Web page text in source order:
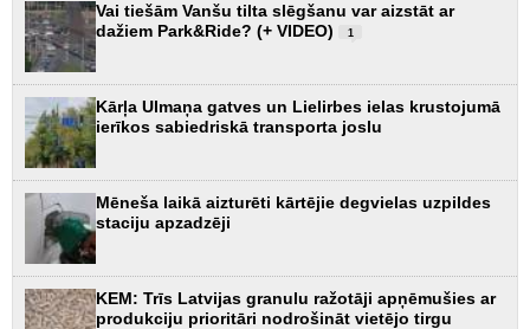
Vai tiešām Vanšu tilta slēgšanu var aizstāt ar
dažiem Park&Ride? (+ VIDEO)
1
Kārļa Ulmaņa gatves un Lielirbes ielas krustojumā
ierīkos sabiedriskā transporta joslu
Mēneša laikā aizturēti kārtējie degvielas uzpildes
staciju apzadzēji
KEM: Trīs Latvijas granulu ražotāji apņēmušies ar
produkciju prioritāri nodrošināt vietējo tirgu